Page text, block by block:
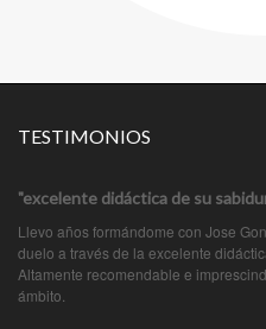
TESTIMONIOS
"excelente didáctica de su
Llevo años formándome con Jose
duelo a través de la excelente
Altamente recomendable e
ámbito.